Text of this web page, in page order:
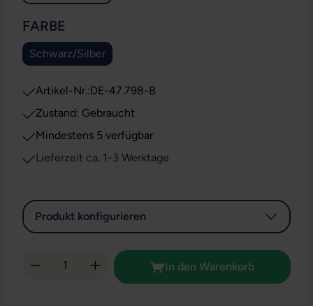
FARBE
Schwarz/Silber
Artikel-Nr.:DE-47.798-B
Zustand: Gebraucht
Mindestens 5 verfügbar
Lieferzeit ca. 1-3 Werktage
Produkt konfigurieren
Produkt Anzahl: Gib den gewünschten
In den Warenkorb